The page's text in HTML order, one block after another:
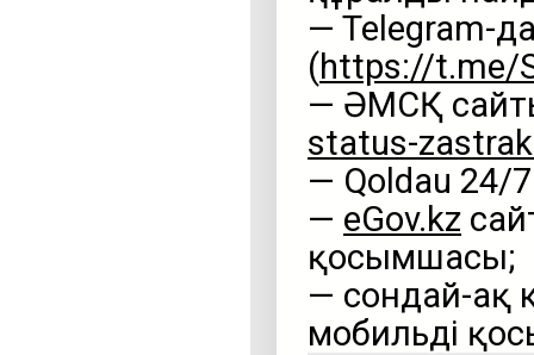
— Telegram-
(https://t.me/
— ӘМСҚ
status-
— Qoldau 24/
— eGov.kz
қосымшасы;
— сондай-ақ
мобильді